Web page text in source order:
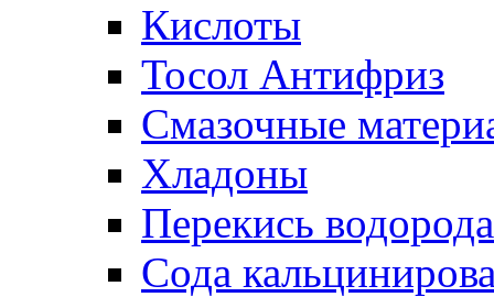
Кислоты
Тосол Антифриз
Смазочные
Хладоны
Перекись водорода
Сода